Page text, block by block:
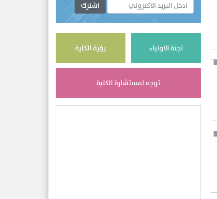
اشترك
لجنة الاولياء رؤية الكلية
توجه لمستشارة الكلية